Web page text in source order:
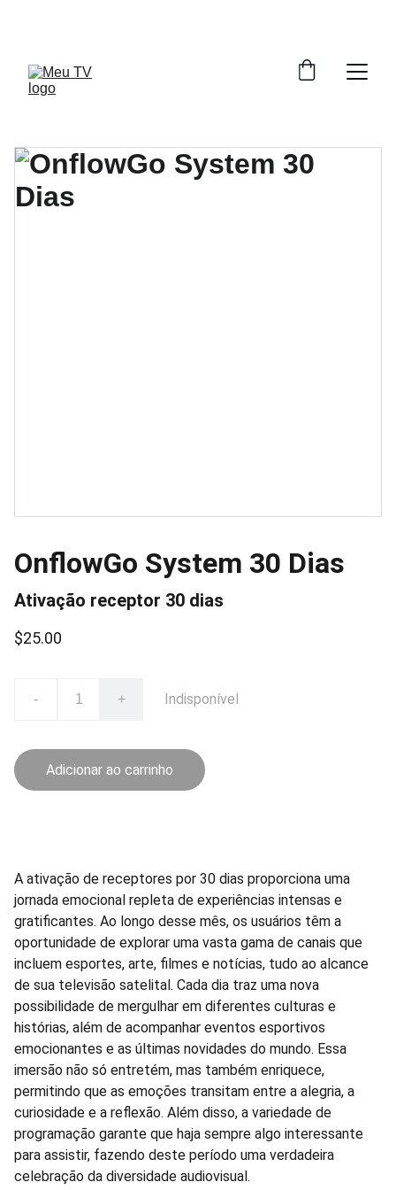
OnflowGo System 30 Dias
Ativação receptor 30 dias
$25.00
- + Indisponível
Adicionar ao carrinho
A ativação de receptores por 30 dias proporciona uma
jornada emocional repleta de experiências intensas e
gratificantes. Ao longo desse mês, os usuários têm a
oportunidade de explorar uma vasta gama de canais que
incluem esportes, arte, filmes e notícias, tudo ao alcance
de sua televisão satelital. Cada dia traz uma nova
possibilidade de mergulhar em diferentes culturas e
histórias, além de acompanhar eventos esportivos
emocionantes e as últimas novidades do mundo. Essa
imersão não só entretém, mas também enriquece,
permitindo que as emoções transitam entre a alegria, a
curiosidade e a reflexão. Além disso, a variedade de
programação garante que haja sempre algo interessante
para assistir, fazendo deste período uma verdadeira
celebração da diversidade audiovisual.